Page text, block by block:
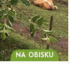
NA OBISKU